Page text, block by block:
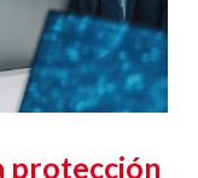
protección